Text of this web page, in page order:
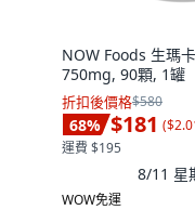
NOW Foods 生瑪
750mg, 90顆, 1罐
折扣後價格$580
68% $181 (
運費 $195
8/11 星
WOW免運